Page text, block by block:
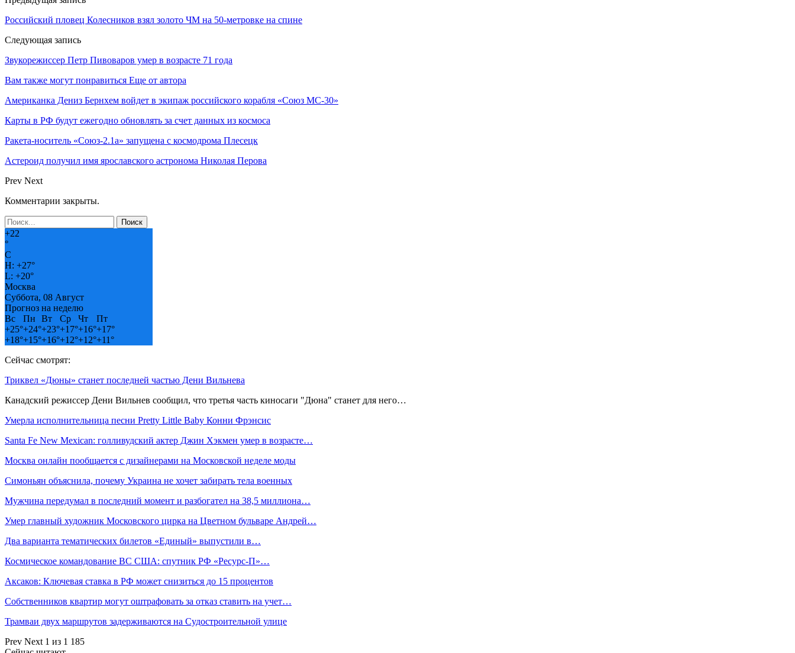
Российский пловец Колесников взял золото ЧМ на 50-метровке на спине
Следующая запись
Звукорежиссер Петр Пивоваров умер в возрасте 71 года
Вам также могут понравиться Еще от автора
Американка Дениз Бернхем войдет в экипаж российского корабля «Союз МС-30»
Карты в РФ будут ежегодно обновлять за счет данных из космоса
Ракета-носитель «Союз-2.1а» запущена с космодрома Плесецк
Астероид получил имя ярославского астронома Николая Перова
Prev Next
Комментарии закрыты.
+22
°
C
H: +27°
L: +20°
Москва
Суббота, 08 Август
Прогноз на неделю
Вс
Пн Вт Ср Чт
Пт
+25°+24°+23°+17°+16°+17°
+18°+15°+16°+12°+12°+11°
Сейчас смотрят:
Триквел «Дюны» станет последней частью Дени Вильнева
Канадский режиссер Дени Вильнев сообщил, что третья часть киносаги "Дюна" станет для него…
Умерла исполнительница песни Pretty Little Baby Конни Фрэнсис
Santa Fe New Mexican: голливудский актер Джин Хэкмен умер в возрасте…
Москва онлайн пообщается с дизайнерами на Московской неделе моды
Симоньян объяснила, почему Украина не хочет забирать тела военных
Мужчина передумал в последний момент и разбогател на 38,5 миллиона…
Умер главный художник Московского цирка на Цветном бульваре Андрей…
Два варианта тематических билетов «Единый» выпустили в…
Космическое командование ВС США: спутник РФ «Ресурс-П»…
Аксаков: Ключевая ставка в РФ может снизиться до 15 процентов
Собственников квартир могут оштрафовать за отказ ставить на учет…
Трамваи двух маршрутов задерживаются на Судостроительной улице
Prev Next 1 из 1 185